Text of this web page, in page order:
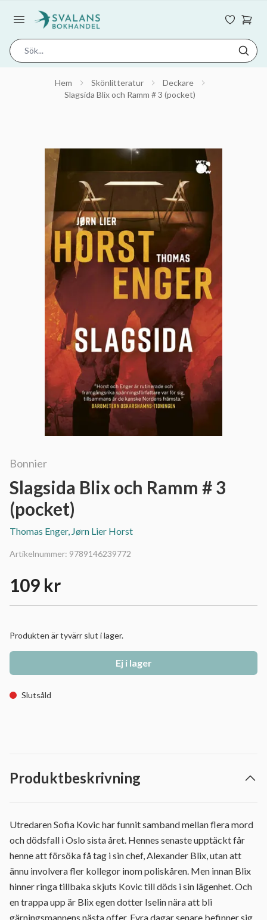
Hem Skönlitteratur
Deckare
Slagsida Blix och Ramm # 3 (pocket)
Bonnier
Slagsida Blix och Ramm # 3
(pocket)
Thomas Enger, Jørn Lier Horst
Artikelnummer: 9789146239772
109 kr
Produkten är tyvärr slut i lager.
Ej i lager
Slutsåld
Produktbeskrivning
Utredaren Sofia Kovic har funnit samband mellan flera mord
och dödsfall i Oslo sista året. Hennes senaste upptäckt får
henne att försöka få tag i sin chef, Alexander Blix, utan att
ännu involvera fler kollegor inom poliskåren. Men innan Blix
hinner ringa tillbaka skjuts Kovic till döds i sin lägenhet. Och
en trappa upp är Blix egen dotter Iselin nära att bli
gärningsmannens nästa offer. Fyra dagar senare befinner sig